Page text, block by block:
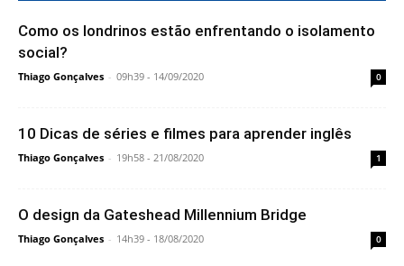
Como os londrinos estão enfrentando o isolamento
social?
Thiago Gonçalves - 09h39 - 14/09/2020 0
10 Dicas de séries e filmes para aprender inglês
Thiago Gonçalves - 19h58 - 21/08/2020 1
O design da Gateshead Millennium Bridge
Thiago Gonçalves - 14h39 - 18/08/2020 0